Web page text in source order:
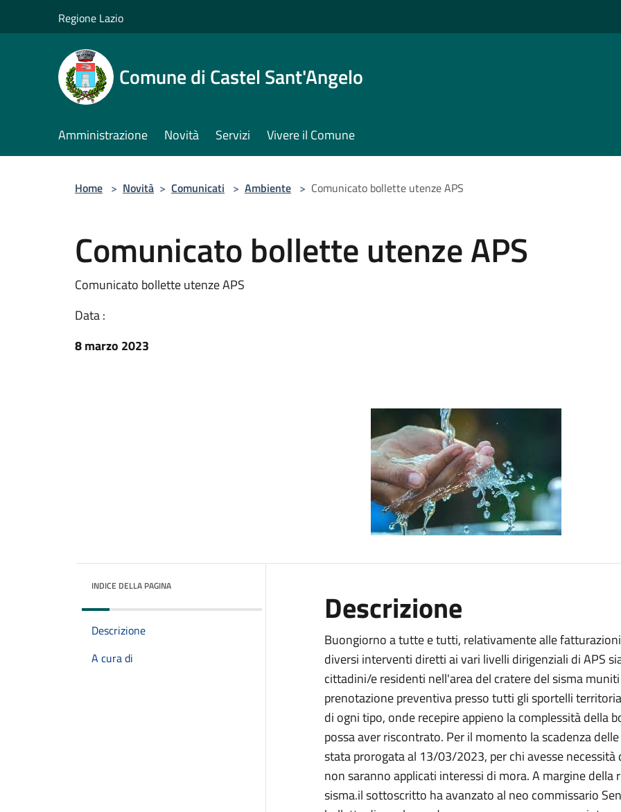
Regione Lazio
Comune di Castel Sant'Angelo
Amministrazione Novità Servizi Vivere il Comune
Home > Novità > Comunicati > Ambiente > Comunicato bollette utenze APS
Comunicato bollette utenze APS
Comunicato bollette utenze APS
Data :
8 marzo 2023
INDICE DELLA PAGINA
Descrizione
A cura di
Descrizione
Buongiorno a tutte e tutti, relativamente alle
diversi interventi diretti ai vari livelli dirigenziali di APS
cittadini/e residenti nell'area del cratere del sisma
prenotazione preventiva presso tutti gli sportelli
di ogni tipo, onde recepire appieno la complessità della
possa aver riscontrato. Per il momento la scadenza
stata prorogata al 13/03/2023, per chi avesse
non saranno applicati interessi di mora. A margine
sisma.il sottoscritto ha avanzato al neo commissario